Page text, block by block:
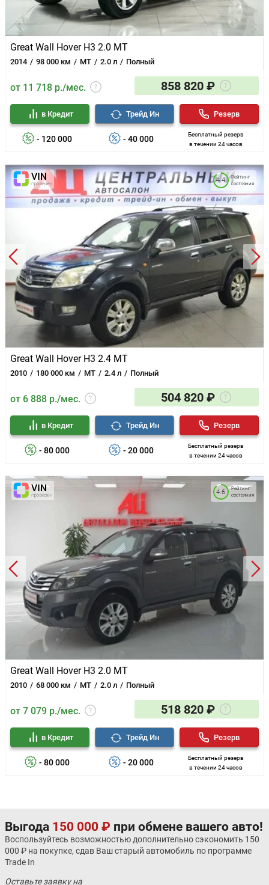
Great Wall Hover H3 2.0 MT
2014 98 000 км MT 2.0 л Полный
от 11 718 р./мес. 858 820 ₽
- 120 000
в Кредит
- 40 000
Трейд Ин
Бесплатный резерв
в течении 24 часов
Резерв
Great Wall Hover H3 2.4 MT
2010 180 000 км MT 2.4 л Полный
Рейтинг
состояния
4.4
от 6 888 р./мес. 504 820 ₽
- 80 000
в Кредит
- 20 000
Трейд Ин
Бесплатный резерв
в течении 24 часов
Резерв
Great Wall Hover H3 2.0 MT
2010 68 000 км MT 2.0 л Полный
Рейтинг
состояния
4.6
от 7 079 р./мес. 518 820 ₽
- 80 000
в Кредит
- 20 000
Трейд Ин
Бесплатный резерв
в течении 24 часов
Резерв
Выгода 150 000 ₽ при обмене вашего авто!
Воспользуйтесь возможностью дополнительно сэкономить 150
000 ₽ на покупке, сдав Ваш старый автомобиль по программе
Trade In
Оставьте заявку на